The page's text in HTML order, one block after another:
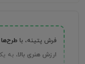
فرش پتینه، با
ارزش هنری بالا، به